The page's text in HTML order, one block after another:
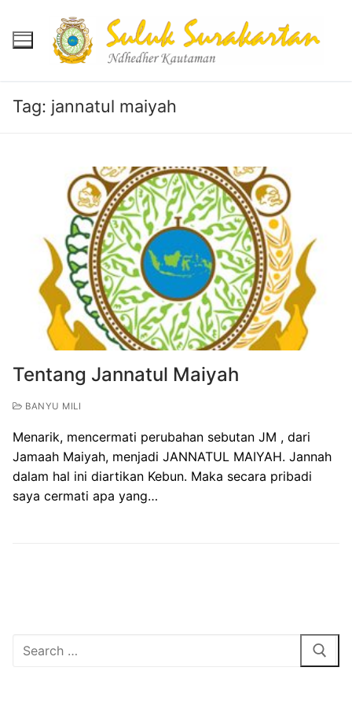
content
Mukadimah
Reportase
Banyu Mili
Agenda
Tag: jannatul maiyah
Tentang Jannatul Maiyah
BANYU MILI
Menarik, mencermati perubahan sebutan JM , dari
Jamaah Maiyah, menjadi JANNATUL MAIYAH. Jannah
dalam hal ini diartikan Kebun. Maka secara pribadi
saya cermati apa yang…
Search